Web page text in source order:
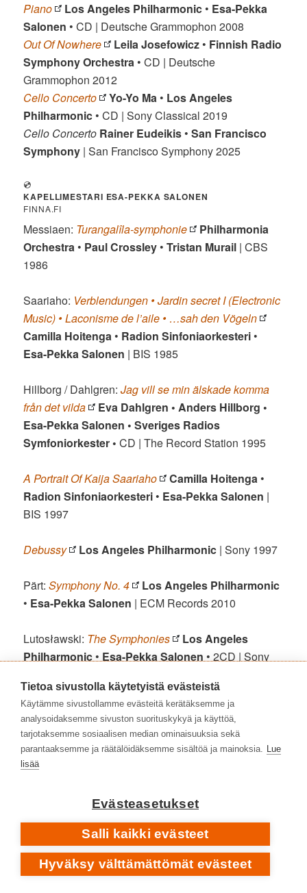
Piano
Los Angeles Philharmonic • Esa-Pekka
Salonen • CD | Deutsche Grammophon 2008
Out Of Nowhere
Leila Josefowicz • Finnish Radio
Symphony Orchestra • CD | Deutsche
Grammophon 2012
Cello Concerto
Yo-Yo Ma • Los Angeles
Philharmonic • CD | Sony Classical 2019
Cello Concerto Rainer Eudeikis •San Francisco
Symphony | San Francisco Symphony 2025
💿
KAPELLIMESTARI ESA-PEKKA SALONEN
FINNA.FI
Messiaen: Turangalîla-symphonie
Philharmonia
Orchestra • Paul Crossley •Tristan Murail | CBS
1986
Saariaho: Verblendungen • Jardin secret I (Electronic
Music) • Laconisme de l’aile • …sah den Vögeln
Camilla Hoitenga • Radion Sinfoniaorkesteri •
Esa-Pekka Salonen | BIS 1985
Hillborg / Dahlgren:Jag vill se min älskade komma
från det vilda
Eva Dahlgren • Anders Hillborg •
Esa-Pekka Salonen • Sveriges Radios
Symfoniorkester • CD | The Record Station 1995
A Portrait Of Kaija Saariaho Camilla Hoitenga •
Radion Sinfoniaorkesteri • Esa-Pekka Salonen |
BIS 1997
Debussy Los Angeles Philharmonic | Sony 1997
Pärt:Symphony No. 4
Los Angeles Philharmonic
• Esa-Pekka Salonen | ECM Records 2010
Lutosławski: The Symphonies
Los Angeles
Philharmonic• Esa-Pekka Salonen • 2CD | Sony
Grieg:Wonderland Alice Sara Ott, piano •
Symphonieorchester des Bayerischen
Rundfunks• Esa-Pekka Salonen| Deutsche
Grammophon 2016
Adriana Mater Fleur Barron
Christopher Purves(Tsargo) •San Francisco
Symphony Chorus•San Francisco Symphony•
Esa-Pekka Salonen• 2CD | Deutsche Grammophon
Tietoa sivustolla käytetyistä evästeistä
Käytämme sivustollamme evästeitä kerätäksemme ja
analysoidaksemme sivuston suorituskykyä ja käyttöä,
tarjotaksemme sosiaalisen median ominaisuuksia sekä
parantaaksemme ja räätälöidäksemme sisältöä ja mainoksia. Lue
lisää
Evästeasetukset
Salli kaikki evästeet
Hyväksy välttämättömät evästeet